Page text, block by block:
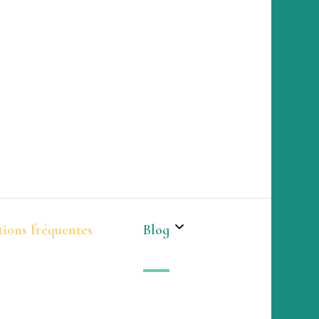
fréquentes Blog